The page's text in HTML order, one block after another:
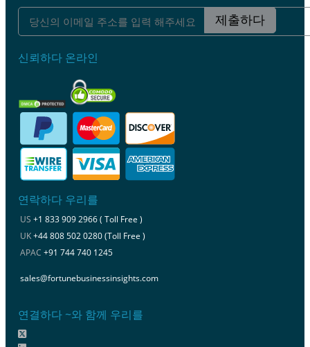
제출하다
신뢰하다 온라인
연락하다 우리를
US +1 833 909 2966 ( Toll Free )
UK+44 808 502 0280 (Toll Free )
APAC +91 744 740 1245
sales@fortunebusinessinsights.com
연결하다 ~와 함께 우리를